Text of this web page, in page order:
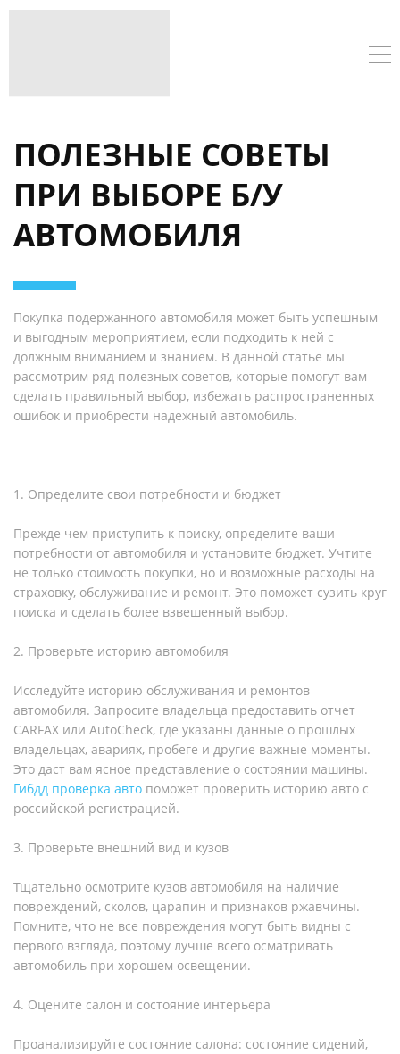
ПОЛЕЗНЫЕ СОВЕТЫ
ПРИ ВЫБОРЕ Б/У
АВТОМОБИЛЯ
Покупка подержанного автомобиля может быть успешным
и выгодным мероприятием, если подходить к ней с
должным вниманием и знанием. В данной статье мы
рассмотрим ряд полезных советов, которые помогут вам
сделать правильный выбор, избежать распространенных
ошибок и приобрести надежный автомобиль.
1. Определите свои потребности и бюджет
Прежде чем приступить к поиску, определите ваши
потребности от автомобиля и установите бюджет. Учтите
не только стоимость покупки, но и возможные расходы на
страховку, обслуживание и ремонт. Это поможет сузить круг
поиска и сделать более взвешенный выбор.
2. Проверьте историю автомобиля
Исследуйте историю обслуживания и ремонтов
автомобиля. Запросите владельца предоставить отчет
CARFAX или AutoCheck, где указаны данные о прошлых
владельцах, авариях, пробеге и другие важные моменты.
Это даст вам ясное представление о состоянии машины.
Гибдд проверка авто поможет проверить историю авто с
российской регистрацией.
3. Проверьте внешний вид и кузов
Тщательно осмотрите кузов автомобиля на наличие
повреждений, сколов, царапин и признаков ржавчины.
Помните, что не все повреждения могут быть видны с
первого взгляда, поэтому лучше всего осматривать
автомобиль при хорошем освещении.
4. Оцените салон и состояние интерьера
Проанализируйте состояние салона: состояние сидений,